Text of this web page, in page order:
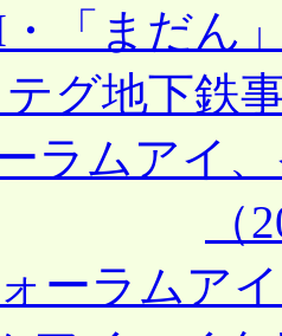
「まだん
グ地下鉄
ラムアイ
（
ーラムア